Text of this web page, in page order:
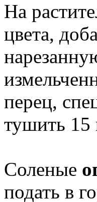
На
цвета,
перец,
тушить 15
Соленые
подать в